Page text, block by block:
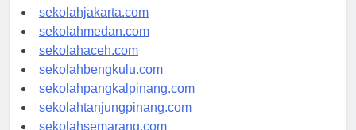
sekolahdenpasar.com
sekolahjakarta.com
sekolahmedan.com
sekolahaceh.com
sekolahbengkulu.com
sekolahpangkalpinang.com
sekolahtanjungpinang.com